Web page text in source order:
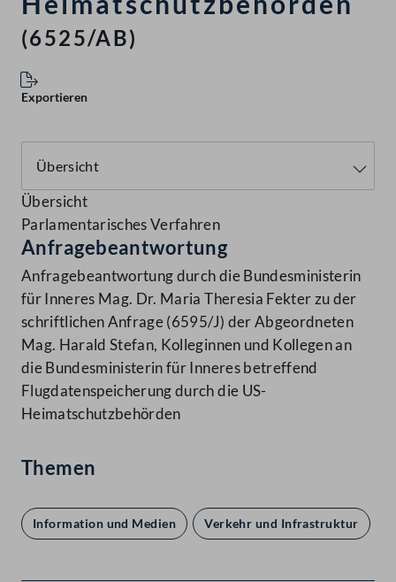
(6525/AB)
Exportieren
Übersicht
Parlamentarisches Verfahren
Anfragebeantwortung
Anfragebeantwortung durch die Bundesministerin
für Inneres Mag. Dr. Maria Theresia Fekter zu der
schriftlichen Anfrage (6595/J) der Abgeordneten
Mag. Harald Stefan, Kolleginnen und Kollegen an
die Bundesministerin für Inneres betreffend
Flugdatenspeicherung durch die US-
Heimatschutzbehörden
Themen
Information und Medien Verkehr und Infrastruktur